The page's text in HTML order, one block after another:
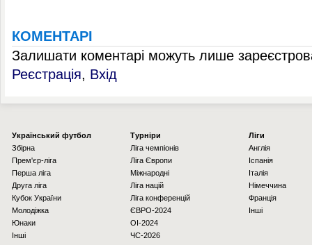
КОМЕНТАРІ
Залишати коментарі можуть лише
Реєстрація, Вхід
Українcький футбол
Збірна
Прем'єр-ліга
Перша ліга
Друга ліга
Кубок України
Молодіжка
Юнаки
Інші
Турніри
Ліга чемпіонів
Ліга Європи
Міжнародні
Ліга націй
Ліга конференцій
ЄВРО-2024
OI-2024
ЧС-2026
Ліги
Англія
Іспанія
Італія
Німеччина
Франція
Інші